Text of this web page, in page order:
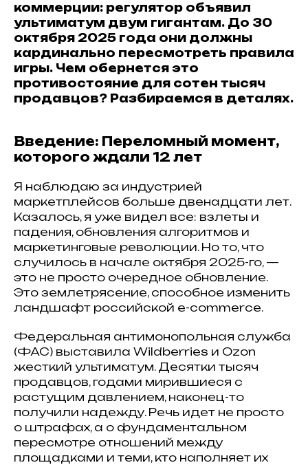
коммерции: регулятор объявил
ультиматум двум гигантам. До 30
октября 2025 года они должны
кардинально пересмотреть правила
игры. Чем обернется это
противостояние для сотен тысяч
продавцов? Разбираемся в деталях.
Введение: Переломный момент,
которого ждали 12 лет
Я наблюдаю за индустрией
маркетплейсов больше двенадцати лет.
Казалось, я уже видел все: взлеты и
падения, обновления алгоритмов и
маркетинговые революции. Но то, что
случилось в начале октября 2025-го, —
это не просто очередное обновление.
Это землетрясение, способное изменить
ландшафт российской e-commerce.
Федеральная антимонопольная служба
(ФАС) выставила Wildberries и Ozon
жесткий ультиматум. Десятки тысяч
продавцов, годами мирившиеся с
растущим давлением, наконец-то
получили надежду. Речь идет не просто
о штрафах, а о фундаментальном
пересмотре отношений между
площадками и теми, кто наполняет их